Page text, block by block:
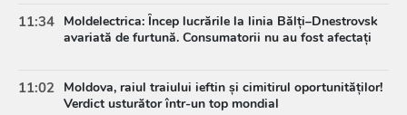
11:34 Moldelectrica: Încep lucrările la linia Bălți–Dnestrovsk
avariată de furtună. Consumatorii nu au fost afectați
11:02 Moldova, raiul traiului ieftin și cimitirul oportunităților!
Verdict usturător într-un top mondial